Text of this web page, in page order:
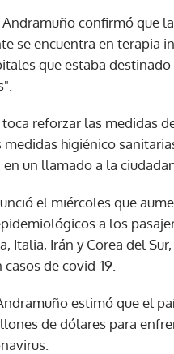
confirmó que
se encuentra en terapia
que estaba
reforzar las medidas
medidas higiénico
un llamado a la
el miércoles que
a los
Italia, Irán y Corea del
de covid-19.
estimó que el
de dólares para